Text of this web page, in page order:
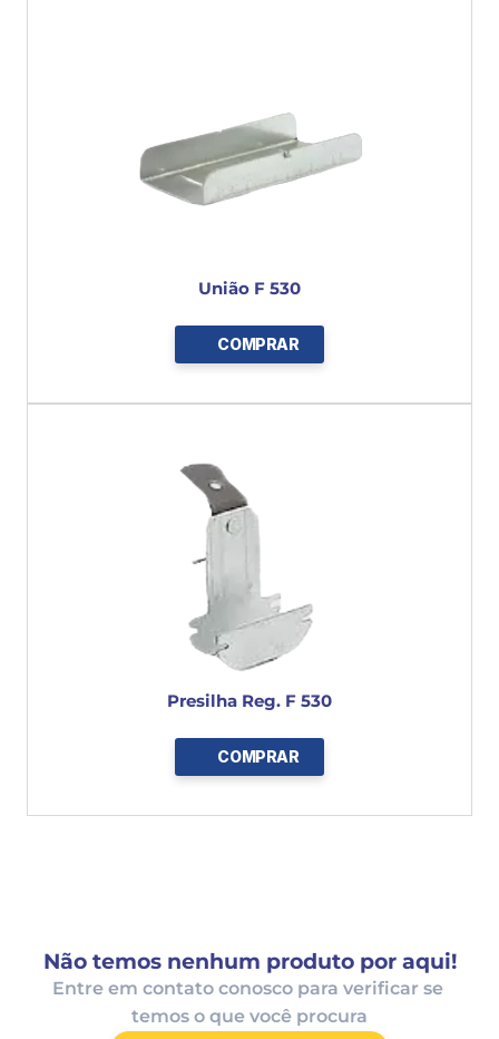
União F 530
COMPRAR
Presilha Reg. F 530
COMPRAR
Não temos nenhum produto por aqui!
Entre em contato conosco para verificar se
temos o que você procura